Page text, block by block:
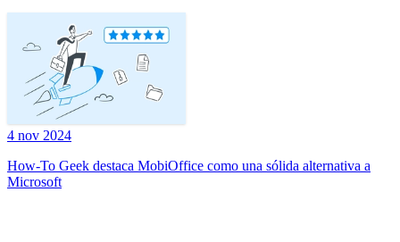
4 nov 2024
How-To Geek destaca MobiOffice como una sólida alternativa a
Microsoft